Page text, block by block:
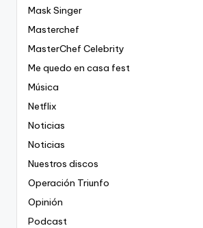
Mask Singer
Masterchef
MasterChef Celebrity
Me quedo en casa fest
Música
Netflix
Noticias
Noticias
Nuestros discos
Operación Triunfo
Opinión
Podcast